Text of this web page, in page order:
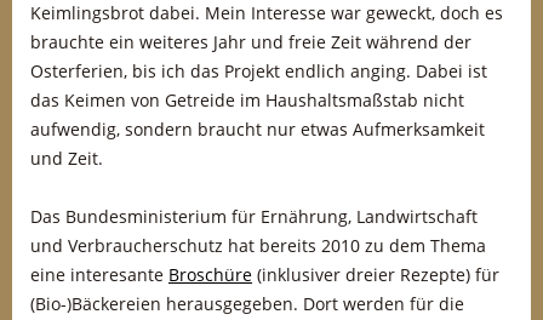
Keimlingsbrot dabei. Mein Interesse war geweckt, doch es
brauchte ein weiteres Jahr und freie Zeit während der
Osterferien, bis ich das Projekt endlich anging. Dabei ist
das Keimen von Getreide im Haushaltsmaßstab nicht
aufwendig, sondern braucht nur etwas Aufmerksamkeit
und Zeit.
Das Bundesministerium für Ernährung, Landwirtschaft
und Verbraucherschutz hat bereits 2010 zu dem Thema
eine interesante Broschüre (inklusiver dreier Rezepte) für
(Bio-)Bäckereien herausgegeben. Dort werden für die